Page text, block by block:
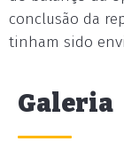
conclusão da
tinham sido
Galeria